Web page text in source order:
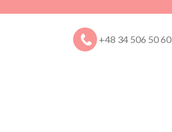
+48 34 506 50 60